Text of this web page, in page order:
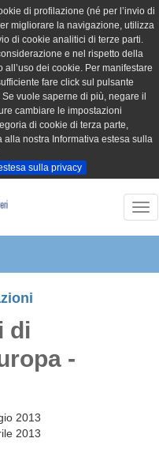
di profilazione (né per l’invio di
migliorare la navigazione, utilizza
di cookie analitici di terze parti.
e nel rispetto della
dei cookie. Per manifestare
fare click sul pulsante
vuole saperne di più, negare il
cambiare le impostazioni
di cookie di terza parte,
nostra Informativa estesa sulla
sulla privacy
di
-
2013
2013